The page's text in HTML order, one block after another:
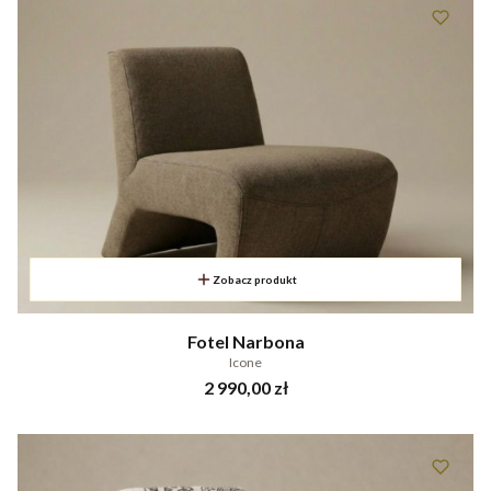
Zobacz produkt
Fotel Narbona
Icone
Cena
2 990,00 zł